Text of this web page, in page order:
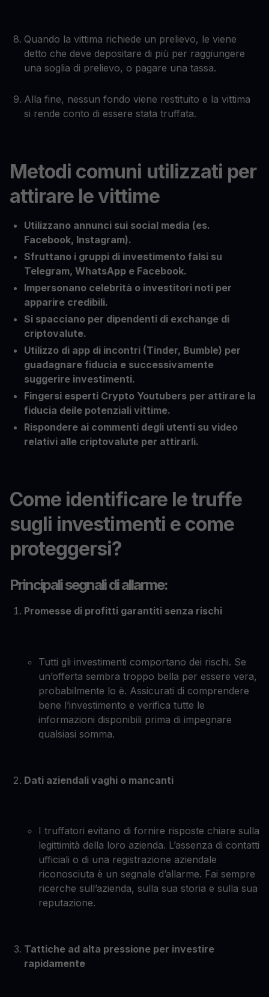
Quando la vittima richiede un prelievo, le viene
detto che deve depositare di più per raggiungere
una soglia di prelievo, o pagare una tassa.
Alla fine, nessun fondo viene restituito e la vittima
si rende conto di essere stata truffata.
Metodi comuni utilizzati per
attirare le vittime
Utilizzano annunci sui social media (es.
Facebook, Instagram).
Sfruttano i gruppi di investimento falsi su
Telegram, WhatsApp e Facebook.
Impersonano celebrità o investitori noti per
apparire credibili.
Si spacciano per dipendenti di exchange di
criptovalute.
Utilizzo di app di incontri (Tinder, Bumble) per
guadagnare fiducia e successivamente
suggerire investimenti.
Fingersi esperti Crypto Youtubers per attirare la
fiducia deile potenziali vittime.
Rispondere ai commenti degli utenti su video
relativi alle criptovalute per attirarli.
Come identificare le truffe
sugli investimenti e come
proteggersi?
Principali segnali di allarme:
Promesse di profitti garantiti senza rischi
Tutti gli investimenti comportano dei rischi. Se
un’offerta sembra troppo bella per essere vera,
probabilmente lo è. Assicurati di comprendere
bene l’investimento e verifica tutte le
informazioni disponibili prima di impegnare
qualsiasi somma.
Dati aziendali vaghi o mancanti
I truffatori evitano di fornire risposte chiare sulla
legittimità della loro azienda. L’assenza di contatti
ufficiali o di una registrazione aziendale
riconosciuta è un segnale d’allarme. Fai sempre
ricerche sull’azienda, sulla sua storia e sulla sua
reputazione.
Tattiche ad alta pressione per investire
rapidamente